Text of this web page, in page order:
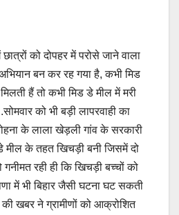
को दोपहर में परोसे जाने वाला
अभियान बन कर रह गया है, कभी मिड
हैं तो कभी मिड डे मील में मरी
को भी बड़ी लापरवाही का
के लाला खेड़ली गांव के सरकारी
मील के तहत खिचड़ी बनी जिसमें दो
रही ही कि खिचड़ी बच्चों को
में भी बिहार जैसी घटना घट सकती
खबर ने ग्रामीणों को आक्रोशित